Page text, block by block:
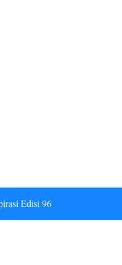
Edisi 96